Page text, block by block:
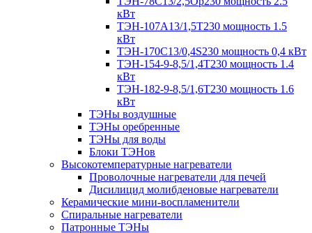
кВт
ТЭН-107А13/1,5Т230 мощность 1.5
кВт
ТЭН-170C13/0,4S230 мощность 0,4 кВт
ТЭН-154-9-8,5/1,4Т230 мощность 1.4
кВт
ТЭН-182-9-8,5/1,6Т230 мощность 1.6
кВт
ТЭНы воздушные
ТЭНы оребренные
ТЭНы для воды
Блоки ТЭНов
Высокотемпературные нагреватели
Проволочные нагреватели для печей
Дисилицид молибденовые нагреватели
Керамические мини-воспламенители
Спиральные нагреватели
Патронные ТЭНы